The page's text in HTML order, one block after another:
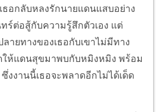
อกลับหลงรักนายแดนแสบอย่าง
ร์ต่อสู้กับความรู้สึกตัวเอง แต่
ายทางของเธอกับเขาไม่มีทาง
ให้แดนสุขมาพบกับหมิงหมิง พร้อม
งงานนี้เธอจะพลาดอีกไม่ได้เด็ด